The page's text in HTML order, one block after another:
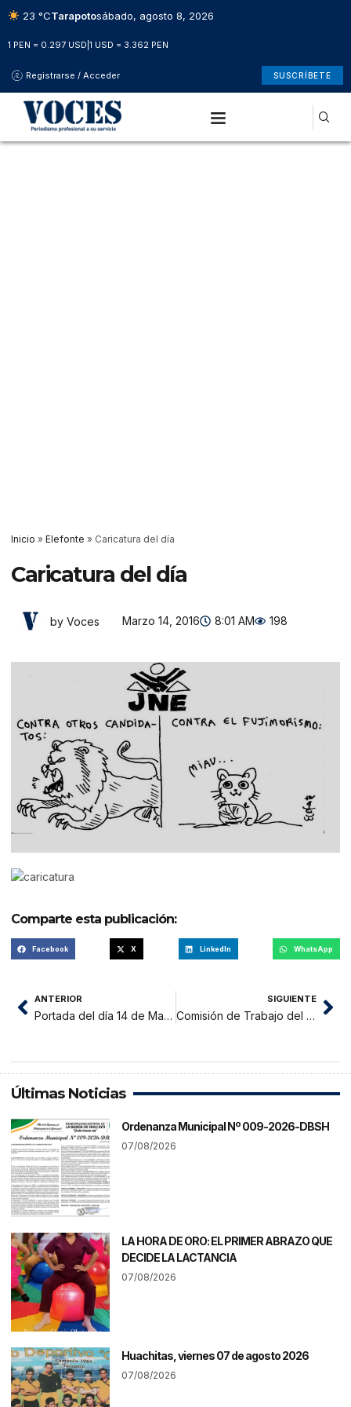
23 °CTarapotosábado, agosto 8, 2026
1 PEN = 0.297 USD 1 USD = 3.362 PEN
Registrarse / Acceder SUSCRÍBETE
Inicio » Elefonte » Caricatura del día
Caricatura del día
by Voces Marzo 14, 2016 8:01 AM 198
Comparte esta publicación:
Facebook X LinkedIn WhatsApp
ANTERIOR
Portada del día 14 de Marzo del 2016
SIGUIENTE
Comisión de Trabajo del Congreso determina que hubo exceso en desalojo de comerciantes del mercado N° 1
Últimas Noticias
Ordenanza Municipal Nº 009-2026-DBSH
07/08/2026
LA HORA DE ORO: EL PRIMER ABRAZO QUE
DECIDE LA LACTANCIA
07/08/2026
Huachitas, viernes 07 de agosto 2026
07/08/2026